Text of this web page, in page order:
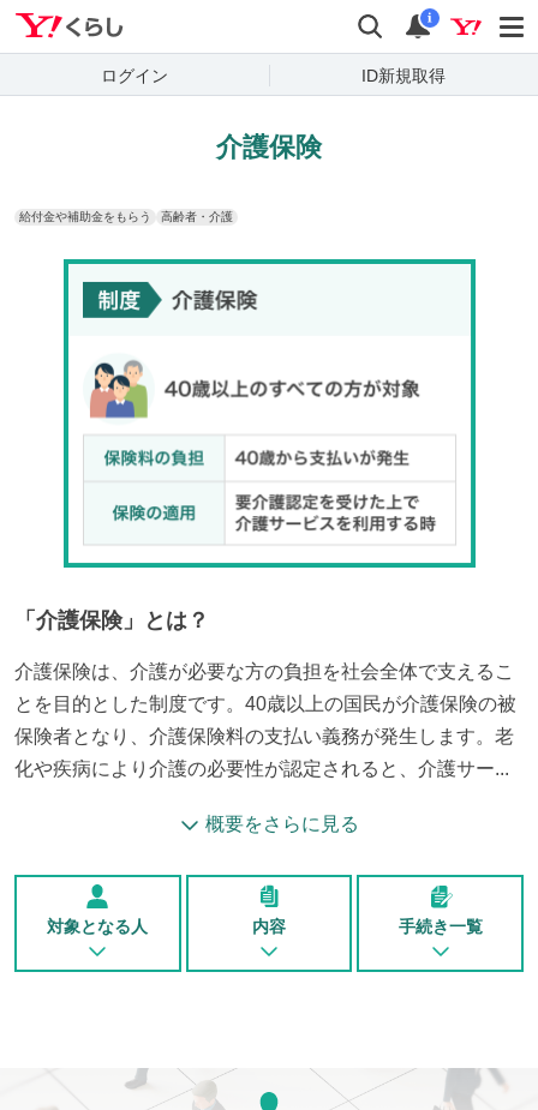
検索 通知
i
ログイン ID新規取得
介護保険
給付金や補助金をもらう 高齢者・介護
「 介護保険」とは？
介護保険は、介護が必要な方の負担を社会全体で支えるこ
とを目的とした制度です。40歳以上の国民が介護保険の被
保険者となり、介護保険料の支払い義務が発生します。老
化や疾病により介護の必要性が認定されると、介護サー...
概要をさらに見る
対象となる人 内容 手続き一覧